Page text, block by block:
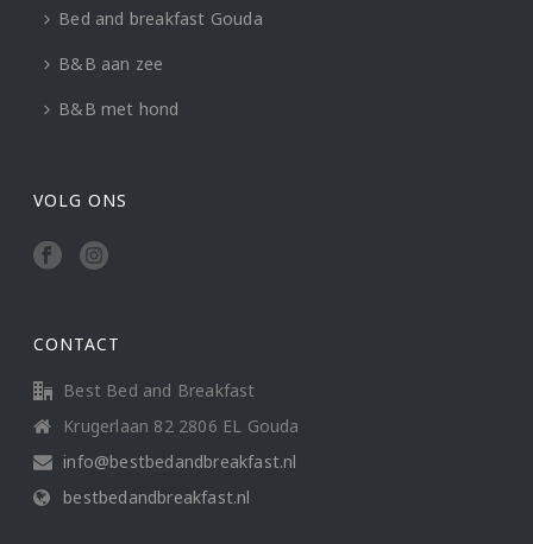
Bed and breakfast Gouda
B&B aan zee
B&B met hond
VOLG ONS
CONTACT
Best Bed and Breakfast
Krugerlaan 82 2806 EL Gouda
info@bestbedandbreakfast.nl
bestbedandbreakfast.nl